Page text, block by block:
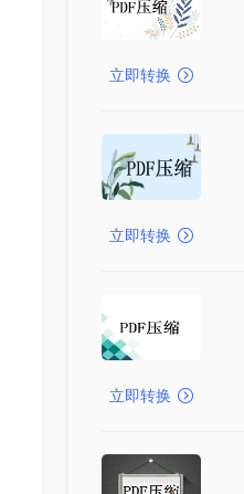
立即转换
立即转换
立即转换